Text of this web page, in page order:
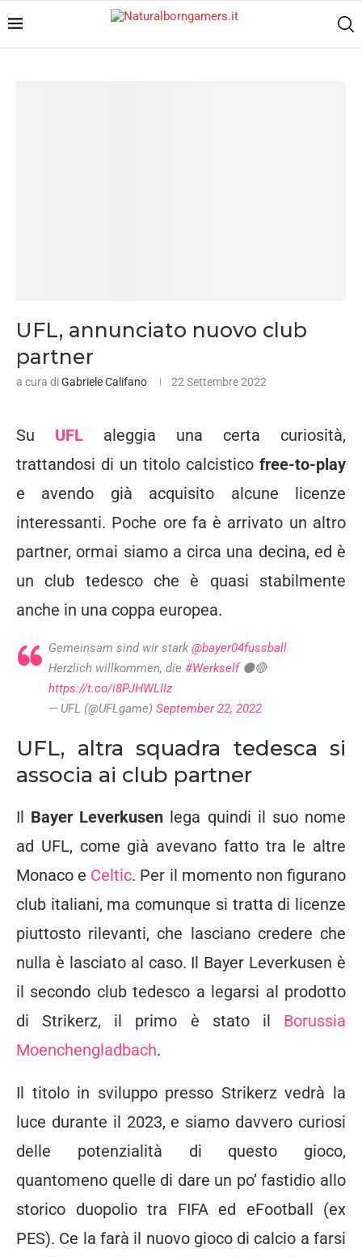
UFL, annunciato nuovo club
partner
a cura diGabriele Califano 22 Settembre 2022
Su UFL
aleggia una certa curiosità,
trattandosi di un titolo calcistico free-to-play
e avendo già acquisito alcune licenze
interessanti. Poche ore fa è arrivato un altro
partner, ormai siamo a circa una decina, ed è
un club tedesco che è quasi stabilmente
anche in una coppa europea.
Gemeinsam sind wir stark@bayer04fussball
Herzlich willkommen, die #Werkself⚫️🔴
https://t.co/i8PJHWLIIz
— UFL (@UFLgame) September 22, 2022
UFL, altra squadra tedesca si
associa ai club partner
Il Bayer Leverkusen lega quindi il suo nome
ad UFL, come già avevano fatto tra le altre
Monaco e Celtic. Per il momento non figurano
club italiani, ma comunque si tratta di licenze
piuttosto rilevanti, che lasciano credere che
nulla è lasciato al caso. Il Bayer Leverkusen è
il secondo club tedesco a legarsi al prodotto
di Strikerz, il primo è stato il Borussia
Moenchengladbach.
Il titolo in sviluppo presso Strikerz vedrà la
luce durante il 2023, e siamo davvero curiosi
delle potenzialità di questo gioco,
quantomeno quelle di dare un po’ fastidio allo
storico duopolio tra FIFA ed eFootball (ex
PES). Ce la farà il nuovo gioco di calcio a farsi